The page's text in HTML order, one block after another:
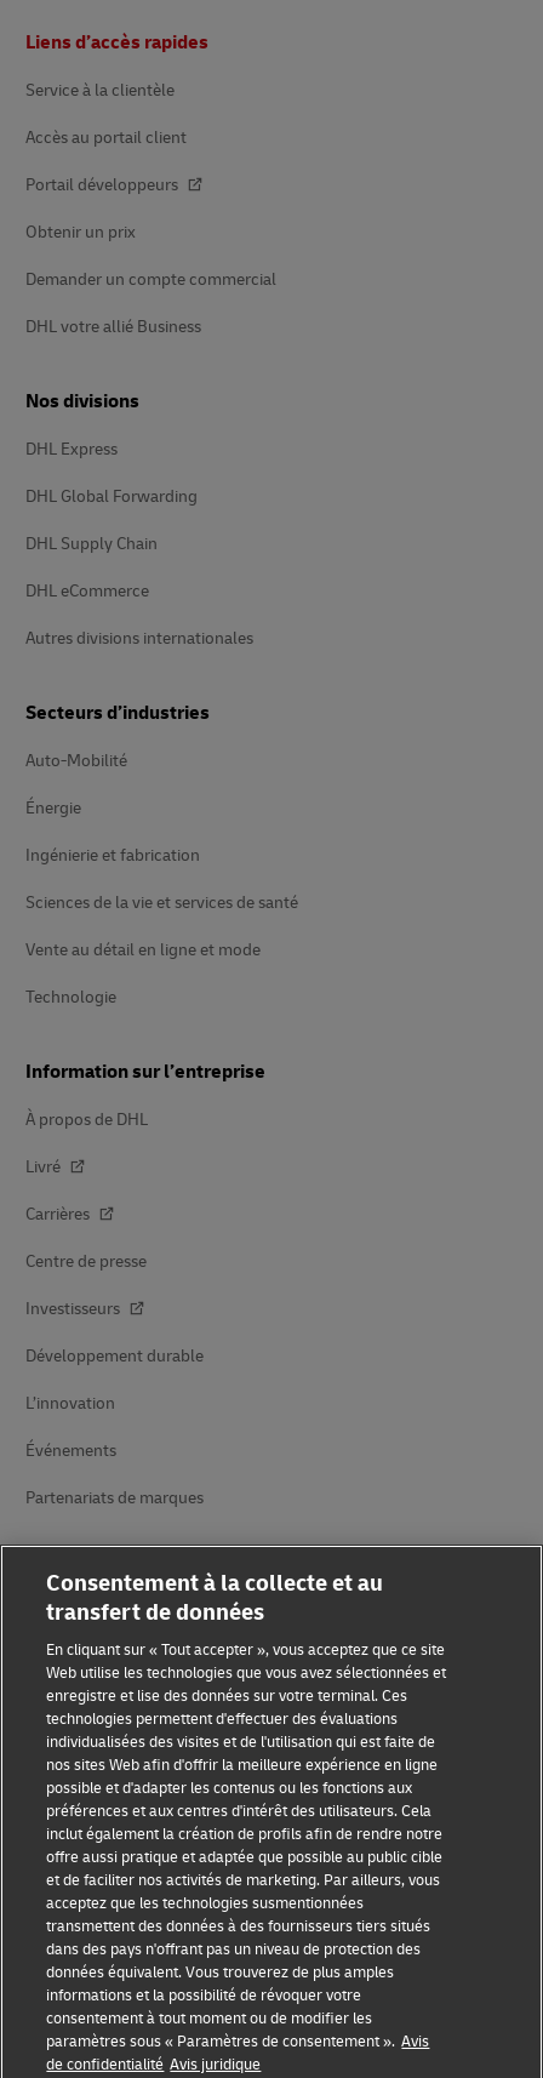
de
Liens d’accès rapides
Service à la clientèle
Accès au portail client
Portail développeurs
Obtenir un prix
Demander un compte commercial
DHL votre allié Business
Nos divisions
DHL Express
DHL Global Forwarding
DHL Supply Chain
DHL eCommerce
Autres divisions internationales
Secteurs d’industries
Auto-Mobilité
Énergie
Ingénierie et fabrication
Sciences de la vie et services de santé
Vente au détail en ligne et mode
Technologie
Information sur l’entreprise
À propos de DHL
Livré
Carrières
Centre de presse
Investisseurs
Développement durable
L’innovation
Événements
Partenariats de marques
Sensibilisation à la fraude
Mention légale
Conditions d’utilisation
Avis de confidentialité
Informations complémentaires
Paramètres des cookies
Suivez-nous
Consentement à la collecte et au
transfert de données
En cliquant sur « Tout accepter », vous acceptez que ce site
Web utilise les technologies que vous avez sélectionnées et
enregistre et lise des données sur votre terminal. Ces
technologies permettent d'effectuer des évaluations
individualisées des visites et de l'utilisation qui est faite de
nos sites Web afin d'offrir la meilleure expérience en ligne
possible et d'adapter les contenus ou les fonctions aux
préférences et aux centres d'intérêt des utilisateurs. Cela
inclut également la création de profils afin de rendre notre
offre aussi pratique et adaptée que possible au public cible
et de faciliter nos activités de marketing. Par ailleurs, vous
acceptez que les technologies susmentionnées
transmettent des données à des fournisseurs tiers situés
dans des pays n'offrant pas un niveau de protection des
données équivalent. Vous trouverez de plus amples
informations et la possibilité de révoquer votre
consentement à tout moment ou de modifier les
paramètres sous « Paramètres de consentement ». Avis
de confidentialité Avis juridique